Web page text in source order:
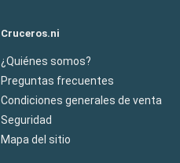
Cruceros.ni
¿Quiénes somos?
Preguntas frecuentes
Condiciones generales de venta
Seguridad
Mapa del sitio